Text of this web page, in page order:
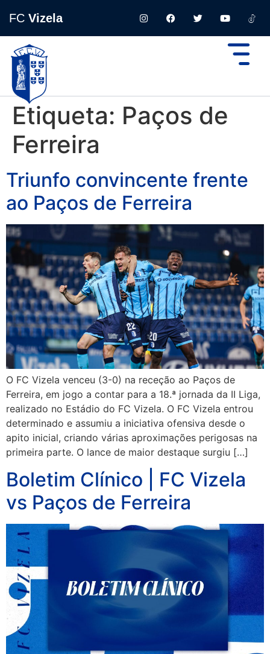
FC Vizela
Etiqueta: Paços de
Ferreira
Triunfo convincente frente
ao Paços de Ferreira
O FC Vizela venceu (3-0) na receção ao Paços de
Ferreira, em jogo a contar para a 18.ª jornada da II Liga,
realizado no Estádio do FC Vizela. O FC Vizela entrou
determinado e assumiu a iniciativa ofensiva desde o
apito inicial, criando várias aproximações perigosas na
primeira parte. O lance de maior destaque surgiu […]
Boletim Clínico | FC Vizela
vs Paços de Ferreira